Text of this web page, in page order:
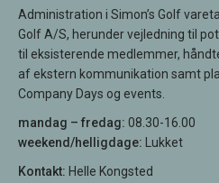
Administration i Simon’s Golf
Golf A/S, herunder vejledning til
til eksisterende medlemmer,
af ekstern kommunikation samt
Company Days og events.
mandag – fredag: 08.30-16.00
weekend/helligdage: Lukket
Kontakt: Helle Kongsted